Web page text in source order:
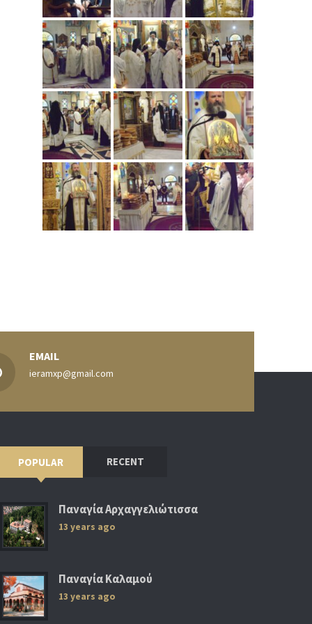
EMAIL
ieramxp@gmail.com
POPULAR RECENT
Παναγία Αρχαγγελιώτισσα
13 years ago
Παναγία Καλαμού
13 years ago